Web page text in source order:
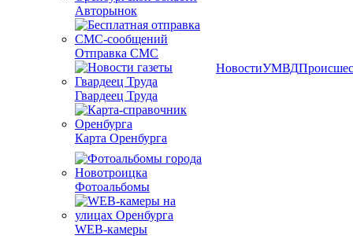
Авторынок
Отправка СМС
Гвардеец Труда
Карта Оренбурга
Фотоальбомы
WEB-камеры
НовостиУМВД